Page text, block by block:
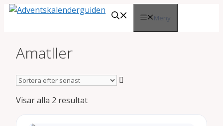
Hoppa
Meny
Amatller
Visar alla 2 resultatSortera